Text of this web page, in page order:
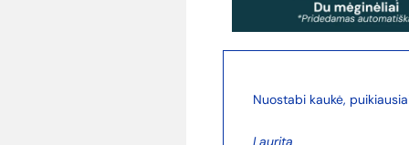
Nuostabi kaukė,
Laurita